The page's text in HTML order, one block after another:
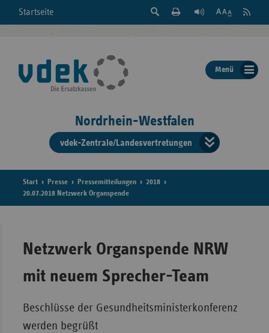
Startseite
Suche
der
Seite
Feed
Menü
Nordrhein-Westfalen
vdek-Zentrale/Landesvertretungen
der
Start Presse Pressemitteilungen
2018
20.07.2018 Netzwerk Organspende
Netzwerk Organspende NRW
mit neuem Sprecher-Team
Beschlüsse der Gesundheitsministerkonferenz
werden begrüßt